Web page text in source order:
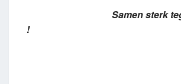
Samen sterk tegen
!